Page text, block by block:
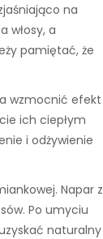
na
włosy, a
pamiętać, że
wzmocnić efekt
ich ciepłym
i odżywienie
Napar z
Po umyciu
naturalny